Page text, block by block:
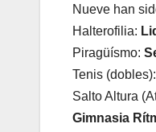
Nueve han
Halterofilia:
Piragüísmo:
Tenis (dobles):
Salto Altura
Gimnasia